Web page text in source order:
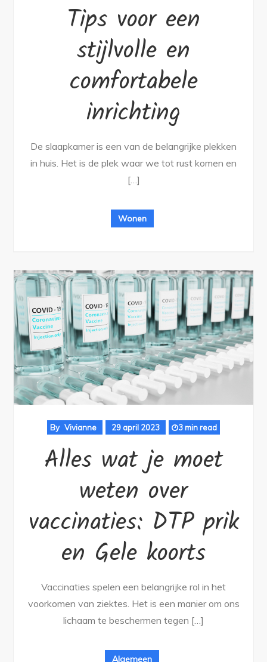
Tips voor een
stijlvolle en
comfortabele
inrichting
De slaapkamer is een van de belangrijke plekken
in huis. Het is de plek waar we tot rust komen en
[…]
Wonen
By Vivianne 29 april 2023 3 min read
Alles wat je moet
weten over
vaccinaties: DTP prik
en Gele koorts
Vaccinaties spelen een belangrijke rol in het
voorkomen van ziektes. Het is een manier om ons
lichaam te beschermen tegen […]
Algemeen